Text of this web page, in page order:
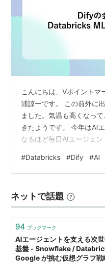
こんにちは、Vポイントマ
浦諒一です。 この前外に
ました。気温も高くなっ
きたようです。 今年はAI
なるほど毎日AIエージェ
しているのですが、それ
まとめたいな、と思って
ログをDatabricksに記録
て、その内容はこちらの
techblog.…
#Databricks #Dify #AI
ネットで話題
94 ブックマーク
AIエージェントを支える次
基盤 - Snowflake /
Google が挑む仮想グラフ戦